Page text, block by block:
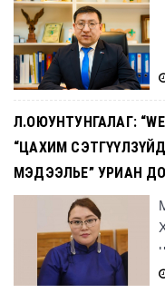
Л.ОЮУНТУНГАЛАГ:
“ЦАХИМ
МЭДЭЭЛЬЕ” УРИАН